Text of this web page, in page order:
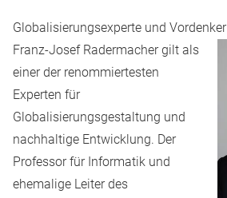
Globalisierungsexperte und Vordenker
Franz-Josef Radermacher gilt als
einer der renommiertesten
Experten für
Globalisierungsgestaltung und
nachhaltige Entwicklung. Der
Professor für Informatik und
ehemalige Leiter des